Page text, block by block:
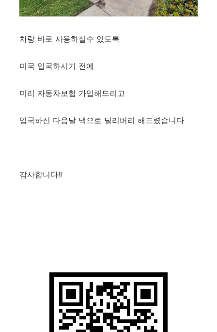
차량 바로 사용하실수 있도록
미국 입국하시기 전에
미리 자동차보험 가입해드리고
입국하신 다음날 댁으로 딜리버리 해드렸습니다
감사합니다!!